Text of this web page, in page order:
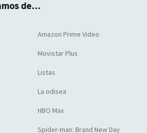
de...
Amazon Prime Video
Movistar Plus
Listas
La odisea
HBO Max
Spider-man: Brand New Day